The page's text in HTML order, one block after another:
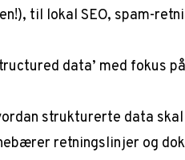
til lokal SEO, spam-
data’ med fokus
strukturerte data
retningslinjer og